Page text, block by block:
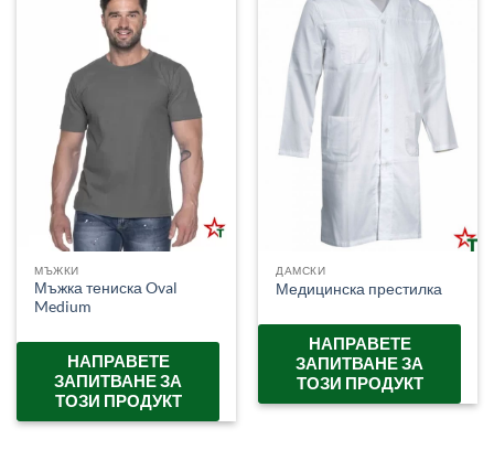
МЪЖКИ
Мъжка тениска Oval
Medium
НАПРАВЕТЕ
ЗАПИТВАНЕ ЗА
ТОЗИ ПРОДУКТ
ДАМСКИ
Медицинска престилка
НАПРАВЕТЕ
ЗАПИТВАНЕ ЗА
ТОЗИ ПРОДУКТ